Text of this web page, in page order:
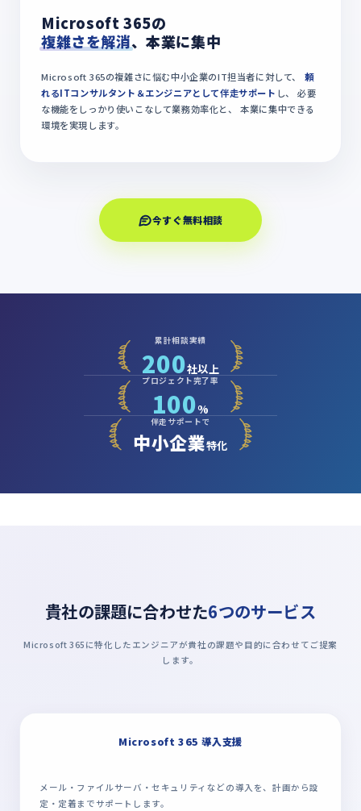
Microsoft 365の
複雑さを解消、本業に集中
Microsoft 365の複雑さに悩む中小企業のIT担当者に対して、 頼
れるITコンサルタント＆エンジニアとして伴走サポート し、 必要
な機能をしっかり使いこなして業務効率化と、 本業に集中できる
環境を実現します。
今すぐ無料相談
累計相談実績
200社以上
プロジェクト完了率
100%
伴走サポートで
中小企業特化
貴社の課題に合わせた6つのサービス
Microsoft 365に特化したエンジニアが貴社の課題や目的に合わせてご提案
します。
Microsoft 365 導入支援
メール・ファイルサーバ・セキュリティなどの導入を、計画から設
定・定着までサポートします。